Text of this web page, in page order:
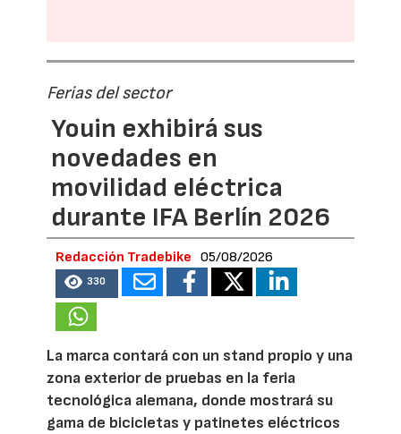
Ferias del sector
Youin exhibirá sus
novedades en
movilidad eléctrica
durante IFA Berlín 2026
Redacción Tradebike 05/08/2026
330
La marca contará con un stand propio y una
zona exterior de pruebas en la feria
tecnológica alemana, donde mostrará su
gama de bicicletas y patinetes eléctricos